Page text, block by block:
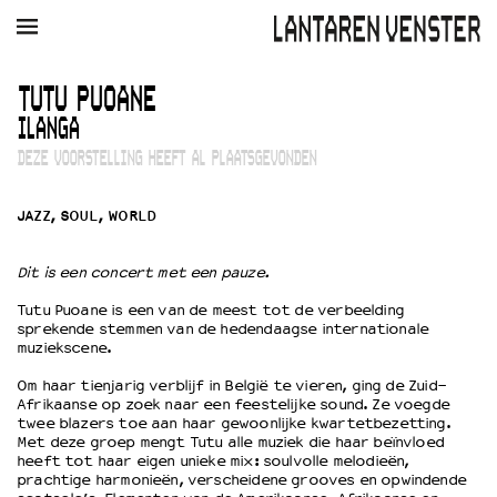
AGENDA FILM MUZIEK
Winkelmandje
Openingstijden & contact
Kaartverkoop
Schoolvoorstellingen
Filmprogramma’s Primair Onderwijs
Filmprogramma’s VO/MBO
Speciale educatieprogramma’s
TUTU PUOANE
ILANGA
DEZE VOORSTELLING HEEFT AL PLAATSGEVONDEN
JAZZ, SOUL, WORLD
Dit is een concert met een pauze.
Tutu Puoane is een van de meest tot de verbeelding
sprekende stemmen van de hedendaagse internationale
muziekscene.
Om haar tienjarig verblijf in België te vieren, ging de Zuid-
Afrikaanse op zoek naar een feestelijke sound. Ze voegde
twee blazers toe aan haar gewoonlijke kwartetbezetting.
Met deze groep mengt Tutu alle muziek die haar beïnvloed
heeft tot haar eigen unieke mix: soulvolle melodieën,
prachtige harmonieën, verscheidene grooves en opwindende